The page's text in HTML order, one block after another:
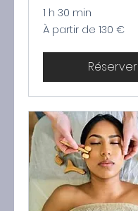
1 h 30 min
À
partir
À partir de 130 €
Réserver